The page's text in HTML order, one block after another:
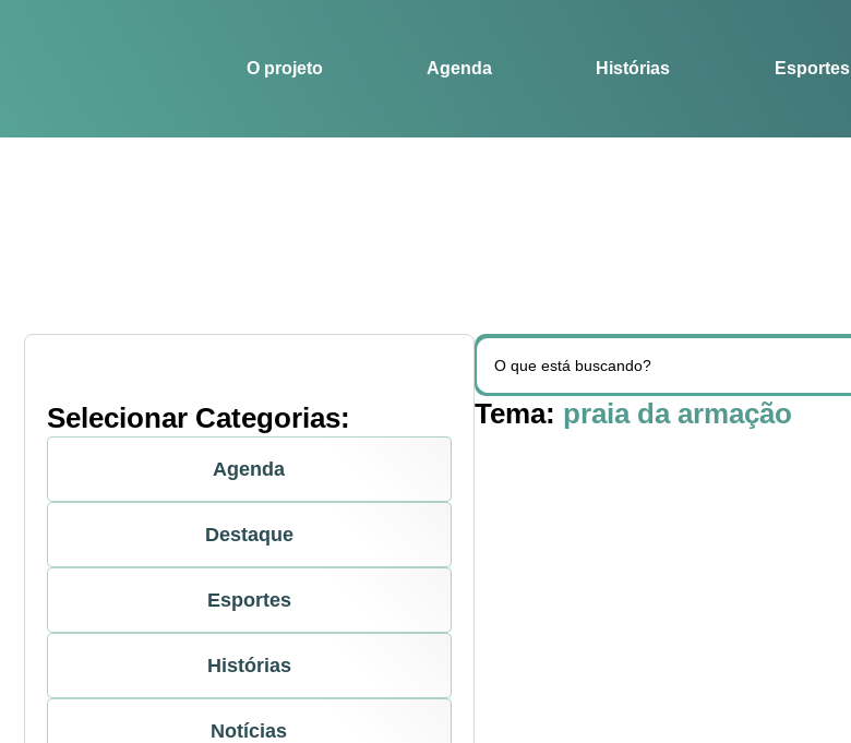
O projeto Agenda Histórias Esportes
Selecionar Categorias:
Agenda
Destaque
Esportes
Histórias
Notícias
Tema: praia da armação